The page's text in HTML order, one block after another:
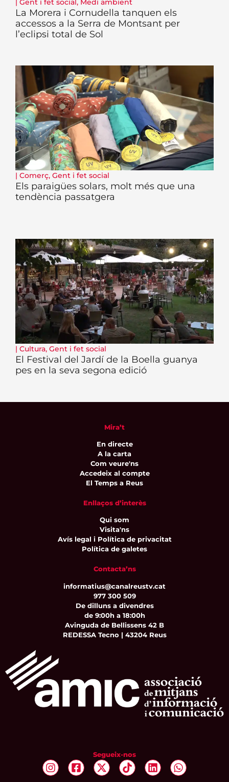
La Morera i Cornudella tanquen els
accessos a la Serra de Montsant per
l’eclipsi total de Sol
| Comerç, Gent i fet social
Els paraigües solars, molt més que una
tendència passatgera
| Cultura, Gent i fet social
El Festival del Jardí de la Boella guanya
pes en la seva segona edició
Mira’t
En directe
A la carta
Com veure'ns
Accedeix al compte
El Temps a Reus
Enllaços d’interès
Qui som
Visita'ns
Avís legal i Política de privacitat
Política de galetes
Contacta’ns
informatius@canalreustv.cat
977 300 509
De dilluns a divendres
de 9:00h a 18:00h
Avinguda de Bellissens 42 B
REDESSA Tecno | 43204 Reus
Segueix-nos